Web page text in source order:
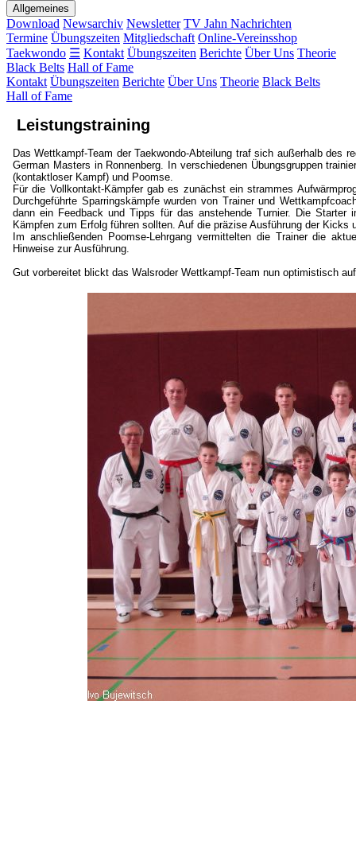
Allgemeines
Download Newsarchiv Newsletter TV Jahn Nachrichten
Termine Übungszeiten Mitgliedschaft Online-Vereinsshop
Taekwondo ☰ Kontakt Übungszeiten Berichte Über Uns Theorie
Black Belts Hall of Fame
Kontakt Übungszeiten Berichte Über Uns Theorie Black Belts
Hall of Fame